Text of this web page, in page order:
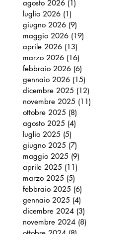
agosto 2026 (1)
luglio 2026 (1)
giugno 2026 (9)
maggio 2026 (19)
aprile 2026 (13)
marzo 2026 (16)
febbraio 2026 (6)
gennaio 2026 (15)
dicembre 2025 (12)
novembre 2025 (11)
ottobre 2025 (8)
agosto 2025 (4)
luglio 2025 (5)
giugno 2025 (7)
maggio 2025 (9)
aprile 2025 (11)
marzo 2025 (5)
febbraio 2025 (6)
gennaio 2025 (4)
dicembre 2024 (3)
novembre 2024 (8)